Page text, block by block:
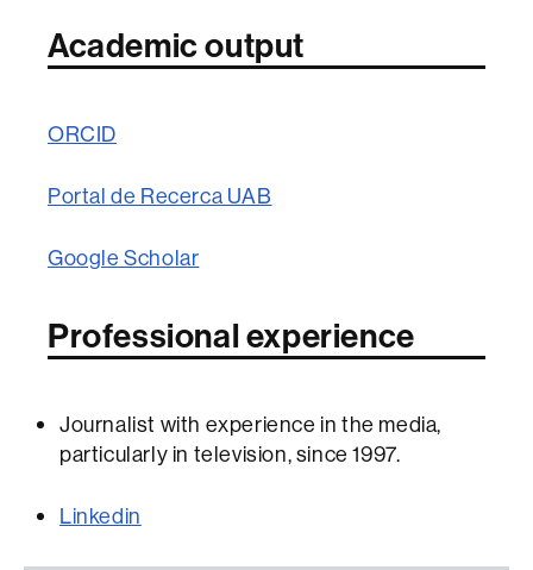
Academic output
ORCID
Portal de Recerca UAB
Google Scholar
Professional experience
Journalist with experience in the media,
particularly in television, since 1997.
Linkedin